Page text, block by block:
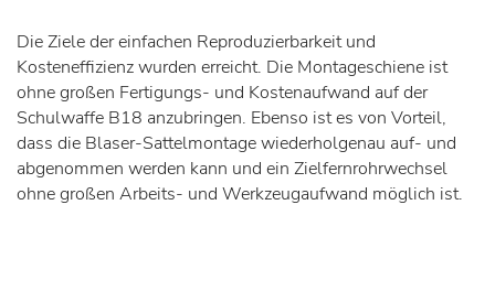
Die Ziele der einfachen Reproduzierbarkeit und
Kosteneffizienz wurden erreicht. Die Montageschiene ist
ohne großen Fertigungs- und Kostenaufwand auf der
Schulwaffe B18 anzubringen. Ebenso ist es von Vorteil,
dass die Blaser-Sattelmontage wiederholgenau auf- und
abgenommen werden kann und ein Zielfernrohrwechsel
ohne großen Arbeits- und Werkzeugaufwand möglich ist.